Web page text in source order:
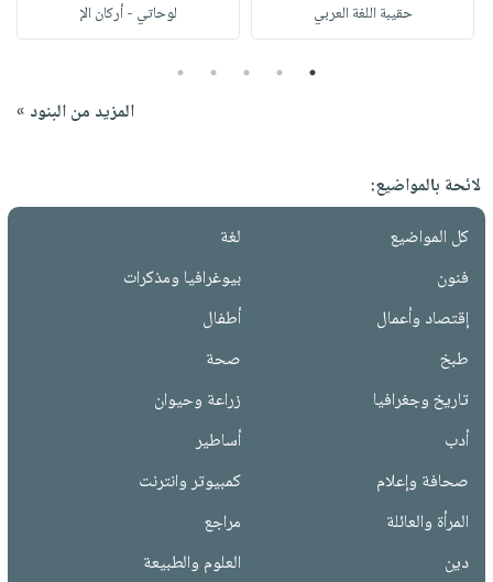
حقيبة اللغة العربي لوحاتي - أركان الإ
1
2
3
4
5
المزيد من البنود »
لائحة بالمواضيع:
كل المواضيع
لغة
فنون
بيوغرافيا ومذكرات
إقتصاد وأعمال
أطفال
طبخ
صحة
تاريخ وجغرافيا
زراعة وحيوان
أدب
أساطير
صحافة وإعلام
كمبيوتر وانترنت
المرأة والعائلة
مراجع
دين
العلوم والطبيعة